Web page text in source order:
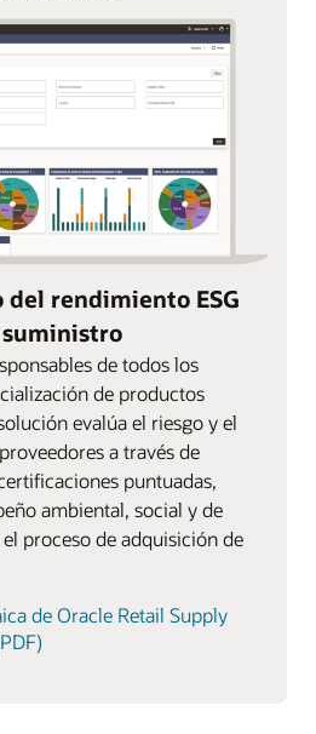
rendimiento ESG
suministro
de todos los
de productos
evalúa el riesgo y el
a través de
puntuadas,
ambiental, social y de
proceso de adquisición de
de Oracle Retail Supply